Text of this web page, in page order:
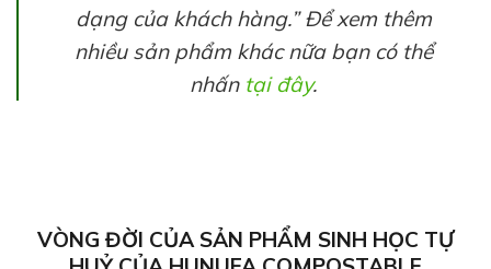
dạng của khách hàng.” Để xem thêm
nhiều sản phẩm khác nữa bạn có thể
nhấn tại đây.
VÒNG ĐỜI CỦA SẢN PHẨM SINH HỌC TỰ